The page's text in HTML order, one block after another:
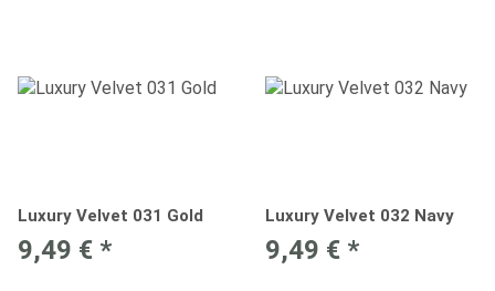
Luxury Velvet 031 Gold
9,49 € *
Luxury Velvet 032 Navy
9,49 € *